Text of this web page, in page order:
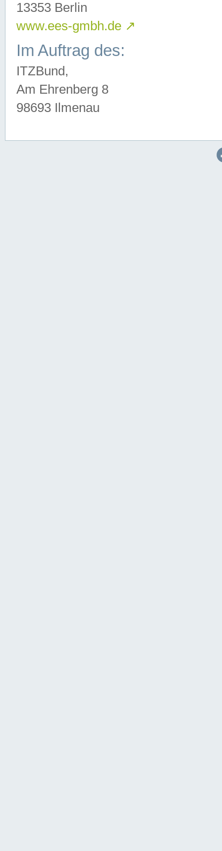
13353 Berlin
www.ees-gmbh.de ↗
Im Auftrag des:
ITZBund,
Am Ehrenberg 8
98693 Ilmenau